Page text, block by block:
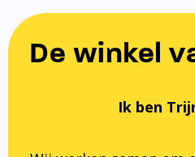
De winkel
Ik ben